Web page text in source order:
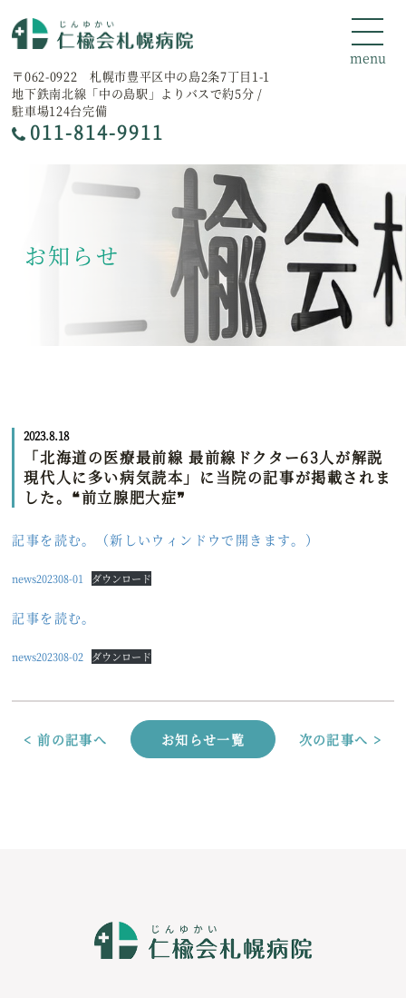
〒062-0922 札幌市豊平区中の島2条7丁目1-1
地下鉄南北線「中の島駅」よりバスで約5分 /
駐車場124台完備
011-814-9911
お知らせ
2023.8.18
「北海道の医療最前線 最前線ドクター63人が解説
現代人に多い病気読本」に当院の記事が掲載されま
した。❝前立腺肥大症❞
記事を読む。（新しいウィンドウで開きます。）
news202308-01 ダウンロード
記事を読む。
news202308-02 ダウンロード
< 前の記事へ お知らせ一覧 次の記事へ >